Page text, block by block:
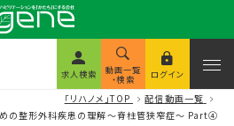
求人検索 動画一覧
・検索 ログイン
「リハノメ」TOP
配信動画一覧
の整形外科疾患の理解～脊柱管狭窄症～ Part④